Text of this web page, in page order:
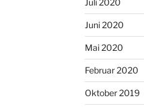
Juli 2020
Juni 2020
Mai 2020
Februar 2020
Oktober 2019